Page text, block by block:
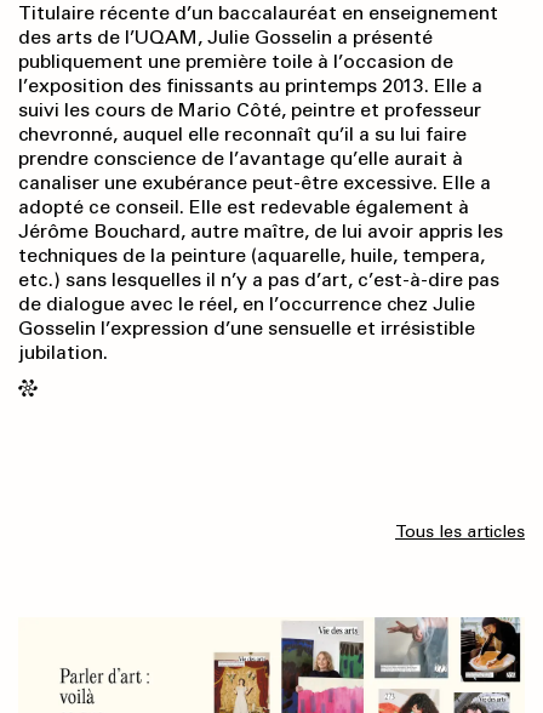
Titulaire récente d’un baccalauréat en enseignement
des arts de l’UQAM, Julie Gosselin a présenté
publiquement une première toile à l’occasion de
l’exposition des finissants au printemps 2013. Elle a
suivi les cours de Mario Côté, peintre et professeur
chevronné, auquel elle reconnaît qu’il a su lui faire
prendre conscience de l’avantage qu’elle aurait à
canaliser une exubérance peut-être excessive. Elle a
adopté ce conseil. Elle est redevable également à
Jérôme Bouchard, autre maître, de lui avoir appris les
techniques de la peinture (aquarelle, huile, tempera,
etc.) sans lesquelles il n’y a pas d’art, c’est-à-dire pas
de dialogue avec le réel, en l’occurrence chez Julie
Gosselin l’expression d’une sensuelle et irrésistible
jubilation.
Tous les articles